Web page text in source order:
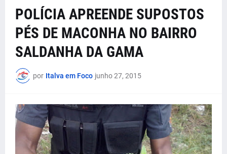
POLÍCIA APREENDE SUPOSTOS
PÉS DE MACONHA NO BAIRRO
SALDANHA DA GAMA
por Italva em Foco junho 27, 2015